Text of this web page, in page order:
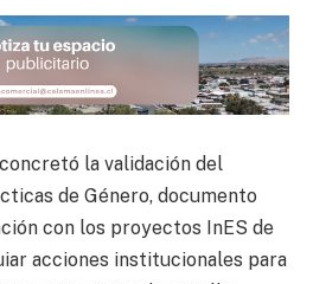
la validación del
de Género, documento
con los proyectos InES de
acciones institucionales para